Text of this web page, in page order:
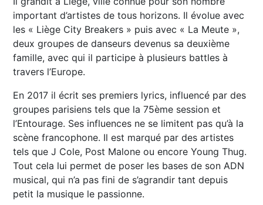
important d’artistes de tous horizons. Il évolue avec
les « Liège City Breakers » puis avec « La Meute »,
deux groupes de danseurs devenus sa deuxième
famille, avec qui il participe à plusieurs battles à
travers l’Europe.
En 2017 il écrit ses premiers lyrics, influencé par des
groupes parisiens tels que la 75ème session et
l’Entourage. Ses influences ne se limitent pas qu’à la
scène francophone. Il est marqué par des artistes
tels que J Cole, Post Malone ou encore Young Thug.
Tout cela lui permet de poser les bases de son ADN
musical, qui n’a pas fini de s’agrandir tant depuis
petit la musique le passionne.